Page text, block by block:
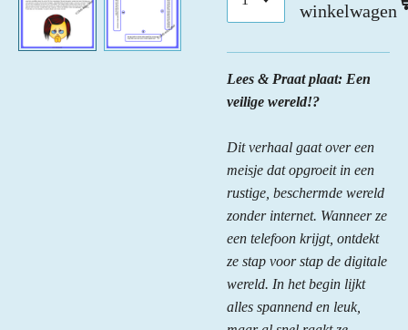
winkelwagen
Lees & Praat plaat: Een
veilige wereld!?
Dit verhaal gaat over een
meisje dat opgroeit in een
rustige, beschermde wereld
zonder internet. Wanneer ze
een telefoon krijgt, ontdekt
ze stap voor stap de digitale
wereld. In het begin lijkt
alles spannend en leuk,